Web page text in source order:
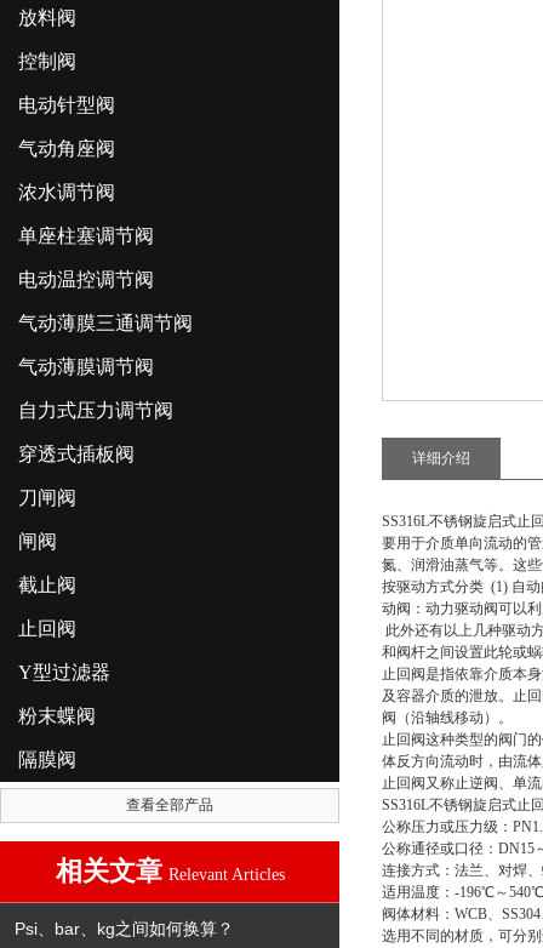
放料阀
控制阀
电动针型阀
气动角座阀
浓水调节阀
单座柱塞调节阀
电动温控调节阀
气动薄膜三通调节阀
气动薄膜调节阀
自力式压力调节阀
穿透式插板阀
刀闸阀
闸阀
截止阀
止回阀
Y型过滤器
粉末蝶阀
隔膜阀
查看全部产品
相关文章 Relevant Articles
Psi、bar、kg之间如何换算？
详细介绍
SS316L不锈钢旋启式止
要用于介质单向流动的
氮、润滑油蒸气等。这
按驱动方式分类 (1) 自
动阀：动力驱动阀可以
此外还有以上几种驱动
和阀杆之间设置此轮或
止回阀是指依靠介质本
及容器介质的泄放。止
阀（沿轴线移动）。
止回阀这种类型的阀门
体反方向流动时，由流
止回阀又称止逆阀、单
SS316L不锈钢旋启式止
公称压力或压力级：
公称通径或口径：DN15
连接方式：法兰、对焊
适用温度：-196℃～540℃
阀体材料：WCB、
选用不同的材质，可分